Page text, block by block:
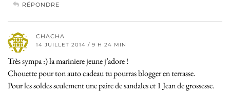
RÉPONDRE
CHACHA
14 JUILLET 2014 / 9 H 24 MIN
Très sympa :) la mariniere jeune j’adore !
Chouette pour ton auto cadeau tu pourras blogger en terrasse.
Pour les soldes seulement une paire de sandales et 1 Jean de grossesse.